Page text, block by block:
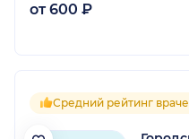
от 600 ₽
Средний рейтинг